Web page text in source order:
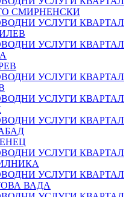
СМИРНЕНСКИ
УСЛУГИ КВАРТАЛ
УСЛУГИ КВАРТАЛ
УСЛУГИ КВАРТАЛ
УСЛУГИ КВАРТАЛ
УСЛУГИ КВАРТАЛ
УСЛУГИ КВАРТАЛ
УСЛУГИ КВАРТАЛ
ВАДА